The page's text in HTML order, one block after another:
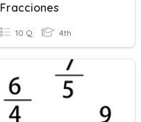
Fracciones
10 Q 4th